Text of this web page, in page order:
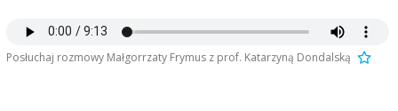
Posłuchaj rozmowy Małgorrzaty Frymus z prof. Katarzyną Dondalską